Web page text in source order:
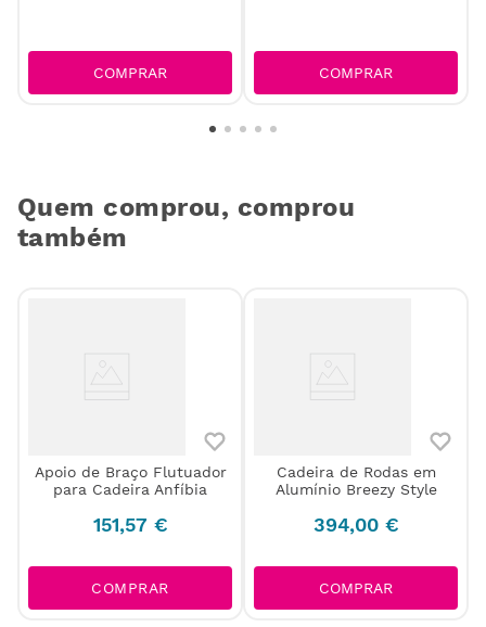
COMPRAR COMPRAR
Quem comprou, comprou
também
Apoio de Braço Flutuador
para Cadeira Anfíbia
151,57 €
COMPRAR
Cadeira de Rodas em
Alumínio Breezy Style
394,00 €
COMPRAR